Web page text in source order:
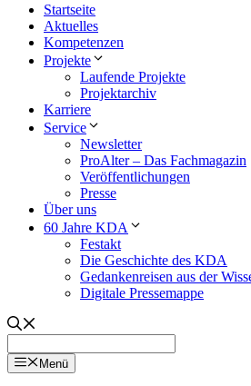
Startseite
Aktuelles
Kompetenzen
Projekte
Laufende Projekte
Projektarchiv
Karriere
Service
Newsletter
ProAlter – Das Fachmagazin
Veröffentlichungen
Presse
Über uns
60 Jahre KDA
Festakt
Die Geschichte des KDA
Gedankenreisen aus der
Digitale Pressemappe
Menü